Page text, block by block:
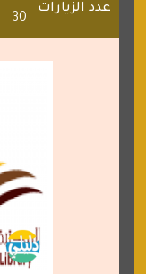
عدد الزيارات
30